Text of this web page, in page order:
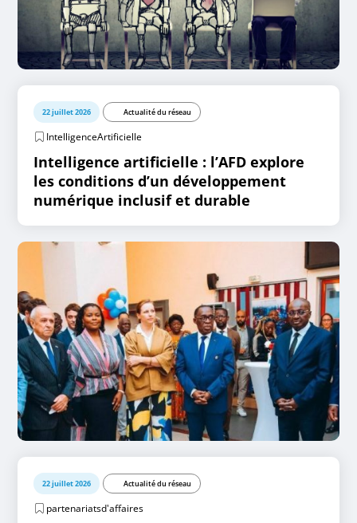
22 juillet 2026 Actualité du réseau
IntelligenceArtificielle
Intelligence artificielle : l’AFD explore
les conditions d’un développement
numérique inclusif et durable
22 juillet 2026 Actualité du réseau
partenariatsd'affaires